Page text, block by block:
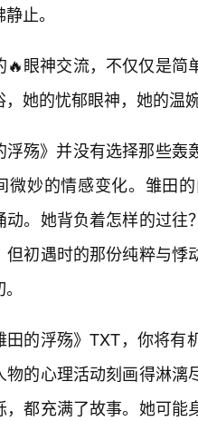
止。
🔥眼神交流，不仅仅是
，她的忧郁眼神，她的温
浮殇》并没有选择那些
微妙的情感变化。雏田
动。她背负着怎样的过
但初遇时的那份纯粹与
田的浮殇》TXT，你将有
物的心理活动刻画得淋
，都充满了故事。她可